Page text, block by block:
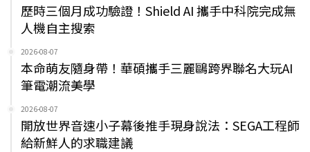
歷時三個月成功驗證！Shield AI 攜手中科院完成無
人機自主搜索
2026-08-07
本命萌友隨身帶！華碩攜手三麗鷗跨界聯名大玩AI
筆電潮流美學
2026-08-07
開放世界音速小子幕後推手現身說法：SEGA工程師
給新鮮人的求職建議